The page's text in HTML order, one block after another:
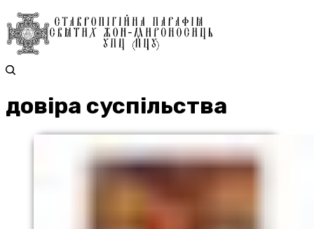
довіра суспільства